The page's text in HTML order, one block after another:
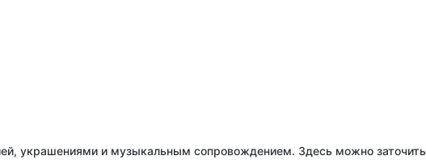
украшениями и музыкальным сопровождением. Здесь можно заточить